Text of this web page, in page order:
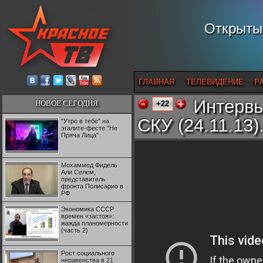
ГЛАВНАЯ ТЕЛЕВИДЕНИЕ
НОВОЕ СЕГОДНЯ
"Утро в тебе" на
эгалите-фесте "Не
Пряча Лица"
Мохаммед Фидель
Али Селем,
представитель
фронта Полисарио в
РФ
Экономика СССР
времен «застоя»:
жажда планомерности
(часть 2)
Рост социального
неравенства в 21
+22
СКУ